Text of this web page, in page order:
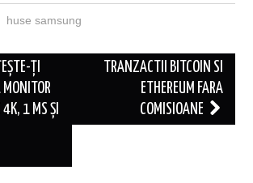
huse samsung
ȚI
MONITOR
4K, 1 MS ȘI
TRANZACTII BITCOIN SI
ETHEREUM FARA
COMISIOANE